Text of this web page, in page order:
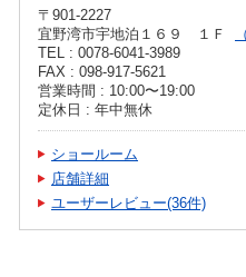
〒901-2227
宜野湾市宇地泊１６９ １Ｆ
TEL : 0078-6041-3989
FAX : 098-917-5621
営業時間 : 10:00〜19:00
定休日 : 年中無休
ショールーム
店舗詳細
ユーザーレビュー(36件)